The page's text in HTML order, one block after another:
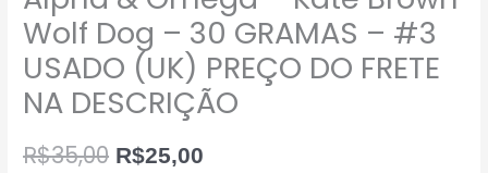
Wolf Dog – 30 GRAMAS – #3
USADO (UK) PREÇO DO FRETE
NA DESCRIÇÃO
R$35,00 R$25,00
(UK)
PREÇO
FRETE
NA
DESCRIÇÃO